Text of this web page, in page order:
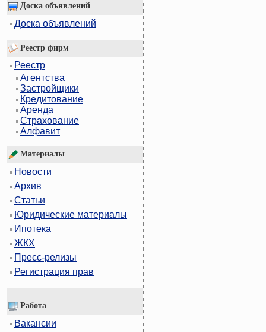
Доска объявлений
Доска объявлений
Реестр фирм
Реестр
Агентства
Застройщики
Кредитование
Аренда
Страхование
Алфавит
Материалы
Новости
Архив
Статьи
Юридические материалы
Ипотека
ЖКХ
Пресс-релизы
Регистрация прав
Работа
Вакансии